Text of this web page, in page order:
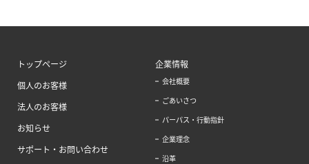
トップページ
個人のお客様
法人のお客様
お知らせ
サポート・お問い合わせ
企業情報
会社概要
ごあいさつ
パーパス・行動指針
企業理念
沿革